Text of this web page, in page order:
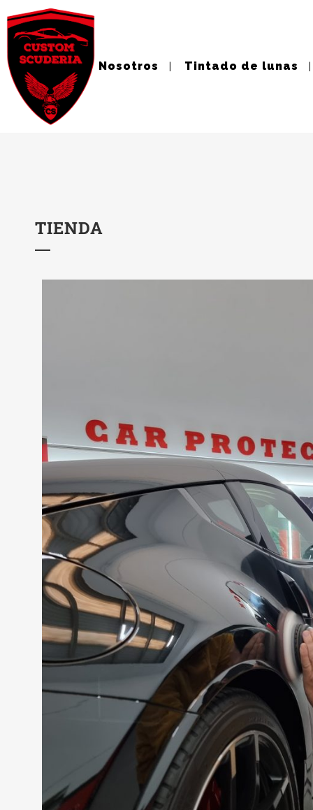
Nosotros Tintado de lunas
TIENDA